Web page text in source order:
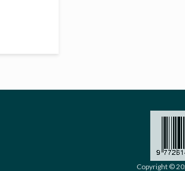
Copyright ©